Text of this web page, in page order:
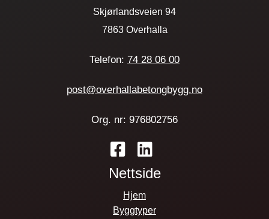
Skjørlandsveien 94
7863 Overhalla
Telefon: 74 28 06 00
post@overhallabetongbygg.no
Org. nr: 976802756
Nettside
Hjem
Byggtyper